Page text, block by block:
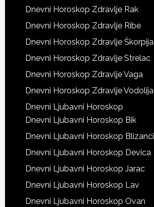
Dnevni Horoskop Zdravlje Rak
Dnevni Horoskop Zdravlje Ribe
Dnevni Horoskop Zdravlje Škorpija
Dnevni Horoskop Zdravlje Strelac
Dnevni Horoskop Zdravlje Vaga
Dnevni Horoskop Zdravlje Vodolija
Dnevni Ljubavni Horoskop
Dnevni Ljubavni Horoskop Bik
Dnevni Ljubavni Horoskop Blizanci
Dnevni Ljubavni Horoskop Devica
Dnevni Ljubavni Horoskop Jarac
Dnevni Ljubavni Horoskop Lav
Dnevni Ljubavni Horoskop Ovan